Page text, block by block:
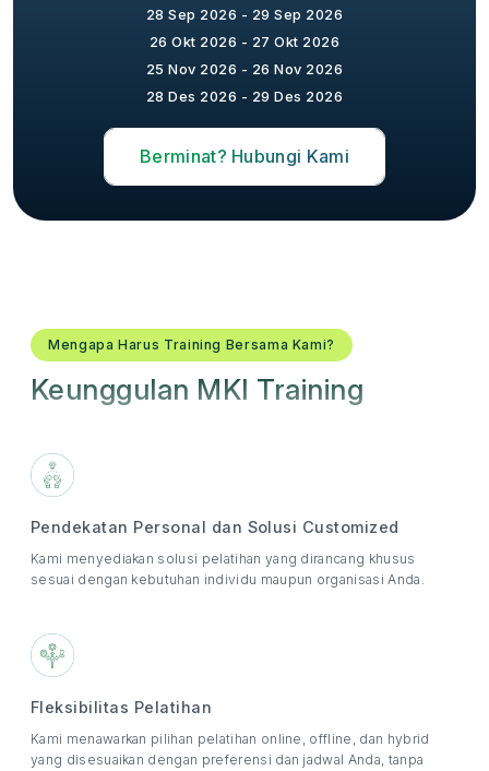
28 Sep 2026 - 29 Sep 2026
26 Okt 2026 - 27 Okt 2026
25 Nov 2026 - 26 Nov 2026
28 Des 2026 - 29 Des 2026
Berminat? Hubungi Kami
Mengapa Harus Training Bersama Kami?
Keunggulan MKI Training
Pendekatan Personal dan Solusi Customized
Kami menyediakan solusi pelatihan yang dirancang khusus
sesuai dengan kebutuhan individu maupun organisasi Anda.
Fleksibilitas Pelatihan
Kami menawarkan pilihan pelatihan online, offline, dan hybrid
yang disesuaikan dengan preferensi dan jadwal Anda, tanpa